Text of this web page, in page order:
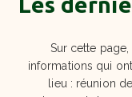
Sur cette
informations qui
lieu : réunion